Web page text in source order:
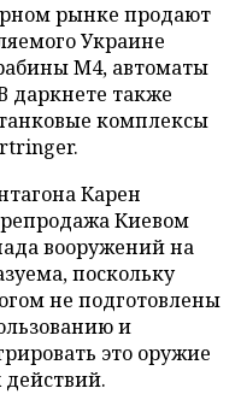
рынке продают
Украине
М4, автоматы
даркнете также
комплексы
Карен
Киевом
вооружений на
поскольку
не подготовлены
и
это оружие
действий.